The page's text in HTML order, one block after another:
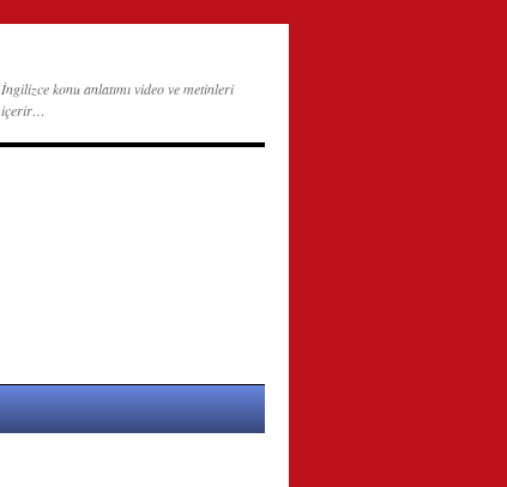
İngilizce konu anlatımı video ve metinleri
içerir…